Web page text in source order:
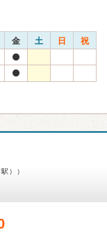
金 土 日 祝
））